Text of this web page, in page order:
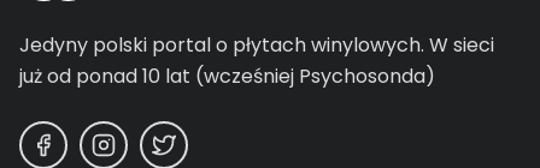
Jedyny polski portal o płytach winylowych. W sieci
już od ponad 10 lat (wcześniej Psychosonda)